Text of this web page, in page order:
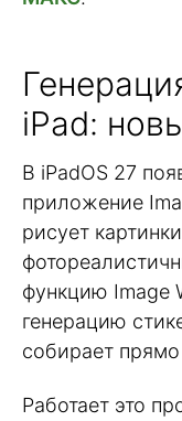
iPad:
В iPadOS 27
приложение
рисует
функцию Image
генерацию
собирает
Работает это